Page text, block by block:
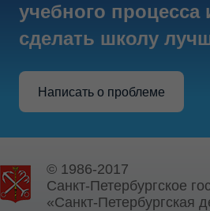
учебного процесса
сделать школу
Написать о проблеме
© 1986-2017
Санкт-Петербургское
«Санкт-Петербургская